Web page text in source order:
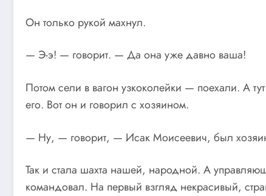
Он только рукой махнул.
— Э-э! — говорит. — Да она уже давно ваша!
Потом сели в вагон узкоколейки — поехали. А
его. Вот он и говорил с хозяином.
— Ну, — говорит, — Исак Моисеевич, был
Так и стала шахта нашей, народной. А
командовал. На первый взгляд некрасивый,